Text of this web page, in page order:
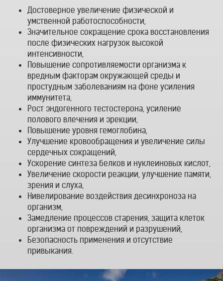
Достоверное увеличение физической и
умственной работоспособности,
Значительное сокращение срока восстановления
после физических нагрузок высокой
интенсивности,
Повышение сопротивляемости организма к
вредным факторам окружающей среды и
простудным заболеваниям на фоне усиления
иммунитета,
Рост эндогенного тестостерона, усиление
полового влечения и эрекции,
Повышение уровня гемоглобина,
Улучшение кровообращения и увеличение силы
сердечных сокращений,
Ускорение синтеза белков и нуклеиновых кислот,
Увеличение скорости реакции, улучшение памяти,
зрения и слуха,
Нивелирование воздействия десинхроноза на
организм,
Замедление процессов старения, защита клеток
организма от повреждений и разрушений,
Безопасность применения и отсутствие
привыкания.